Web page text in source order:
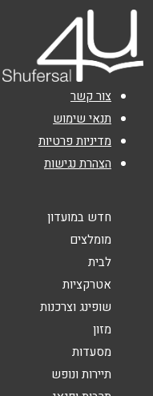
אימייל*
נושא*
אנא חזרו אלי בקשר ל...
הודעה*
קרית ביאליק
דרך עכו חיפה 192
04-8133090
כרמיאל
ירושלים
עמק רפאים 40
צור קשר
תנאי שימוש
מדיניות פרטיות
הצהרת נגישות
חדש במועדון
מומלצים
לבית
אטרקציות
שופינג וצרכנות
מזון
מסעדות
תיירות ונופש